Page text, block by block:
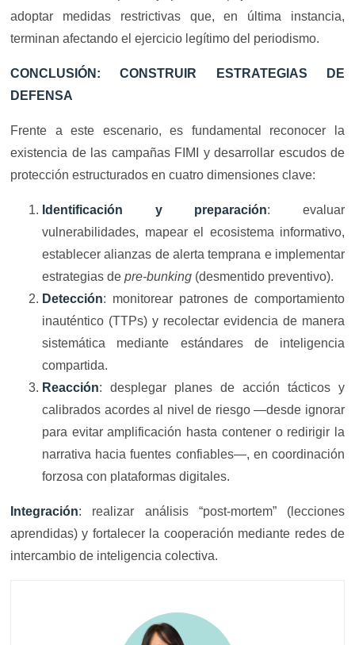
adoptar medidas restrictivas que, en última instancia,
terminan afectando el ejercicio legítimo del periodismo.
CONCLUSIÓN: CONSTRUIR ESTRATEGIAS DE
DEFENSA
Frente a este escenario, es fundamental reconocer la
existencia de las campañas FIMI y desarrollar escudos de
protección estructurados en cuatro dimensiones clave:
Identificación y preparación: evaluar
vulnerabilidades, mapear el ecosistema informativo,
establecer alianzas de alerta temprana e implementar
estrategias de pre-bunking (desmentido preventivo).
Detección: monitorear patrones de comportamiento
inauténtico (TTPs) y recolectar evidencia de manera
sistemática mediante estándares de inteligencia
compartida.
Reacción: desplegar planes de acción tácticos y
calibrados acordes al nivel de riesgo —desde ignorar
para evitar amplificación hasta contener o redirigir la
narrativa hacia fuentes confiables—, en coordinación
forzosa con plataformas digitales.
Integración: realizar análisis “post-mortem” (lecciones
aprendidas) y fortalecer la cooperación mediante redes de
intercambio de inteligencia colectiva.